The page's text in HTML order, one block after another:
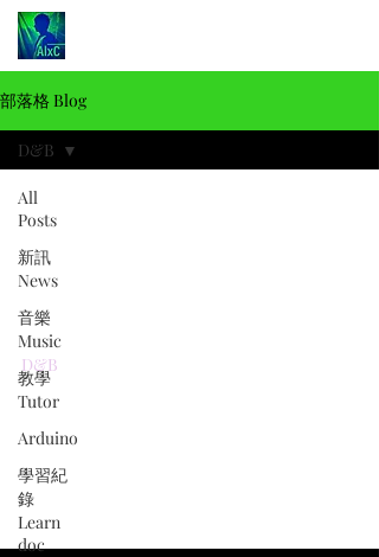
部落格 Blog
All
Posts
新訊
News
音樂
Music
教學
Tutor
Arduino
學習紀
錄
Learn
doc
D&B
[D&B案例分享] d&b 時光穿越，
新加坡慶祝二百週年。
D&B
Alex Chen
2024年1月26日